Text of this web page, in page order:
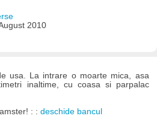
2010
usa. La intrare o moarte mica, asa
inaltime, cu coasa si parpalac
: :deschide bancul